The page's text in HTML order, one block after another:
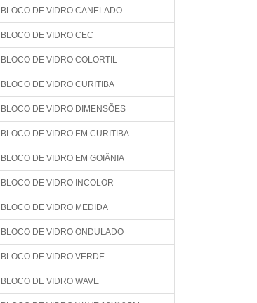
BLOCO DE VIDRO CANELADO
BLOCO DE VIDRO CEC
BLOCO DE VIDRO COLORTIL
BLOCO DE VIDRO CURITIBA
BLOCO DE VIDRO DIMENSÕES
BLOCO DE VIDRO EM CURITIBA
BLOCO DE VIDRO EM GOIÂNIA
BLOCO DE VIDRO INCOLOR
BLOCO DE VIDRO MEDIDA
BLOCO DE VIDRO ONDULADO
BLOCO DE VIDRO VERDE
BLOCO DE VIDRO WAVE